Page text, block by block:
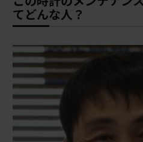
てどんな人？